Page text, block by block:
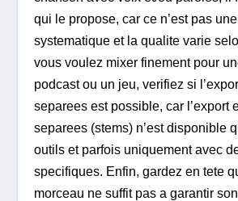
qui le propose, car ce n’est pas
systematique et la qualite varie
vous voulez mixer finement pour
podcast ou un jeu, verifiez si
separees est possible, car l’export
separees (stems) n’est disponible
outils et parfois uniquement avec
specifiques. Enfin, gardez en tete
morceau ne suffit pas a garantir